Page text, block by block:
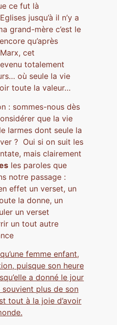
ce fut là
jusqu’à il n’y a
grand-mère c’est le
qu’après
cet
totalement
où seule la vie
toute la valeur…
: sommes-nous dès
que la vie
larmes dont seule la
? Oui si on suit les
mais clairement
les paroles que
notre passage :
effet un verset, un
la donne, un
un verset
un tout autre
femme enfant,
puisque son heure
a donné le jour
souvient plus de son
tout à la joie d’avoir